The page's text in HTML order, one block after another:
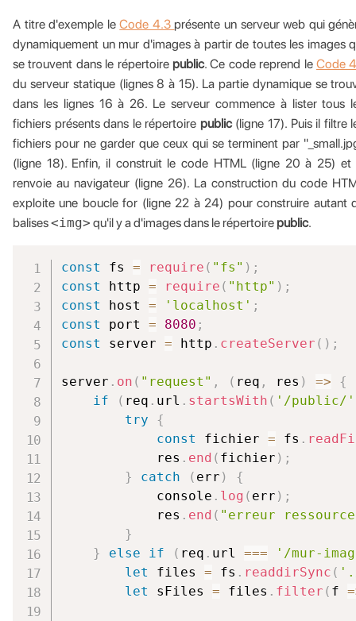
A titre d'exemple leCode 4.3 présente un serveur web qui
dynamiquement un mur d'images à partir de toutes les images
se trouvent dans le répertoire public. Ce code reprend le Code
du serveur statique (lignes 8 à 15). La partie dynamique se
dans les lignes 16 à 26. Le serveur commence à lister tous
fichiers présents dans le répertoire public(ligne 17). Puis il filtre
fichiers pour ne garder que ceux qui se terminent par
(ligne 18). Enfin, il construit le code HTML (ligne 20 à 25) et
renvoie au navigateur (ligne 26). La construction du code
exploite une boucle for (ligne 22 à 24) pour construire autant
balises<img> qu'il y a d'images dans le répertoire public.
const fs = require ( "fs" ) ;
const http = require ( "http" ) ;
const host = 'localhost' ;
const port = 8080 ;
const server = http . createServer ( ) ;
server . on ( "request" , ( req , res ) =>
{
if
( req . url . startsWith ( '/public/'
try
{
const fichier = fs .
            res
. end ( fichier ) ;
}
catch ( err )
{
            console
. log ( err ) ;
            res
. end ( "erreur
}
}
else if ( req . url ===
'/mur-
let files = fs . readdirSync (
let sFiles = files . filter ( f